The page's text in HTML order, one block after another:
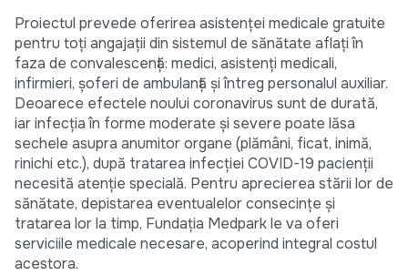
Proiectul prevede oferirea asistenței medicale gratuite
pentru toți angajații din sistemul de sănătate aflați în
faza de convalescență: medici, asistenți medicali,
infirmieri, șoferi de ambulanță și întreg personalul auxiliar.
Deoarece efectele noului coronavirus sunt de durată,
iar infecția în forme moderate și severe poate lăsa
sechele asupra anumitor organe (plămâni, ficat, inimă,
rinichi etc.), după tratarea infecției COVID-19 pacienții
necesită atenție specială. Pentru aprecierea stării lor de
sănătate, depistarea eventualelor consecințe și
tratarea lor la timp, Fundația Medpark le va oferi
serviciile medicale necesare, acoperind integral costul
acestora.